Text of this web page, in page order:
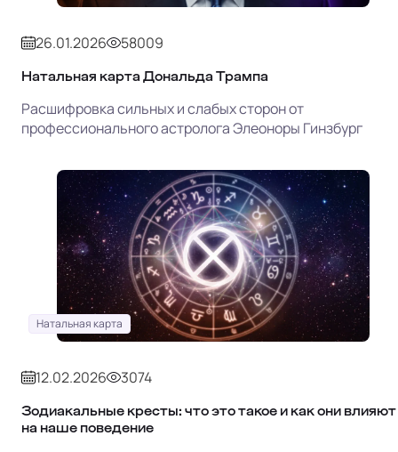
26.01.2026 58009
Натальная карта Дональда Трампа
Расшифровка сильных и слабых сторон от
профессионального астролога Элеоноры Гинзбург
Натальная карта
12.02.2026 3074
Зодиакальные кресты: что это такое и как они влияют
на наше поведение